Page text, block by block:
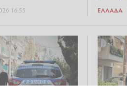
16:55 ΕΛΛΆΔΑ